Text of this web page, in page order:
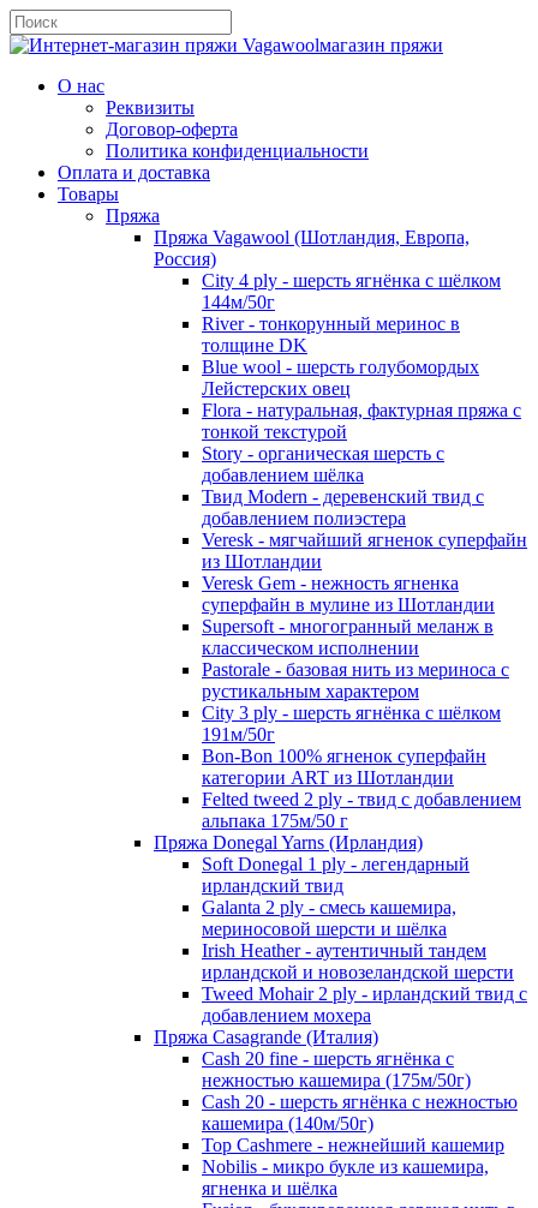
магазин пряжи
О нас
Реквизиты
Договор-оферта
Политика конфиденциальности
Оплата и доставка
Товары
Пряжа
Пряжа Vagawool (Шотландия, Европа,
Россия)
City 4 ply - шерсть ягнёнка с шёлком
144м/50г
River - тонкорунный меринос в
толщине DK
Blue wool - шерсть голубомордых
Лейстерских овец
Flora - натуральная, фактурная пряжа с
тонкой текстурой
Story - органическая шерсть с
добавлением шёлка
Твид Modern - деревенский твид с
добавлением полиэстера
Veresk - мягчайший ягненок суперфайн
из Шотландии
Veresk Gem - нежность ягненка
суперфайн в мулине из Шотландии
Supersoft - многогранный меланж в
классическом исполнении
Pastorale - базовая нить из мериноса с
рустикальным характером
City 3 ply - шерсть ягнёнка с шёлком
191м/50г
Bon-Bon 100% ягненок суперфайн
категории ART из Шотландии
Felted tweed 2 ply - твид с добавлением
альпака 175м/50 г
Пряжа Donegal Yarns (Ирландия)
Soft Donegal 1 ply - легендарный
ирландский твид
Galanta 2 ply - смесь кашемира,
мериносовой шерсти и шёлка
Irish Heather - аутентичный тандем
ирландской и новозеландской шерсти
Tweed Mohair 2 ply - ирландский твид с
добавлением мохера
Пряжа Casagrande (Италия)
Cash 20 fine - шерсть ягнёнка с
нежностью кашемира (175м/50г)
Cash 20 - шерсть ягнёнка с нежностью
кашемира (140м/50г)
Top Cashmere - нежнейший кашемир
Nobilis - микро букле из кашемира,
ягненка и шёлка